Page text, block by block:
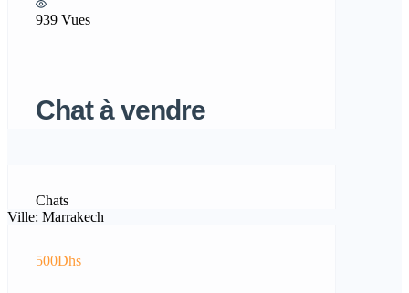
939 Vues
Chat à vendre
Chats
Ville: Marrakech
500Dhs